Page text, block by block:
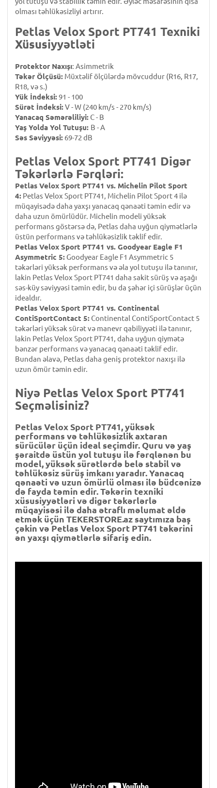
olması təhlükəsizliyi artırır.
Petlas Velox Sport PT741 Texniki
Xüsusiyyətləti
Protektor Naxışı: Asimmetrik
Təkər Ölçüsü: Müxtəlif ölçülərdə mövcuddur (R16, R17,
R18, və s.)
Yük İndeksi:91 - 100
Sürət İndeksi:V - W (240 km/s - 270 km/s)
Yanacaq Səmərəliliyi: C - B
Yaş Yolda Yol Tutuşu: B - A
Səs Səviyyəsi: 69-72 dB
Petlas Velox Sport PT741 Digər
Təkərlərlə Fərqləri:
Petlas Velox Sport PT741 vs. Michelin Pilot Sport
4: Petlas Velox Sport PT741, Michelin Pilot Sport 4 ilə
müqayisədə daha yaxşı yanacaq qənaəti təmin edir və
daha uzun ömürlüdür. Michelin modeli yüksək
performans göstərsə də, Petlas daha uyğun qiymətlərlə
üstün performans və təhlükəsizlik təklif edir.
Petlas Velox Sport PT741 vs. Goodyear Eagle F1
Asymmetric 5: Goodyear Eagle F1 Asymmetric 5
təkərləri yüksək performans və əla yol tutuşu ilə tanınır,
lakin Petlas Velox Sport PT741 daha sakit sürüş və aşağı
səs-küy səviyyəsi təmin edir, bu da şəhər içi sürüşlər üçün
idealdır.
Petlas Velox Sport PT741 vs. Continental
ContiSportContact 5: Continental ContiSportContact 5
təkərləri yüksək sürət və manevr qabiliyyəti ilə tanınır,
lakin Petlas Velox Sport PT741, daha uyğun qiymətə
bənzər performans və yanacaq qənaəti təklif edir.
Bundan əlavə, Petlas daha geniş protektor naxışı ilə
uzun ömür təmin edir.
Niyə Petlas Velox Sport PT741
Seçməlisiniz?
Petlas Velox Sport PT741, yüksək
performans və təhlükəsizlik axtaran
sürücülər üçün ideal seçimdir. Quru və yaş
şəraitdə üstün yol tutuşu ilə fərqlənən bu
model, yüksək sürətlərdə belə stabil və
təhlükəsiz sürüş imkanı yaradır. Yanacaq
qənaəti və uzun ömürlü olması ilə büdcənizə
də fayda təmin edir. Təkərin texniki
xüsusiyyətləri və digər təkərlərlə
müqayisəsi ilə daha ətraflı məlumat əldə
etmək üçün TEKERSTORE.az saytımıza baş
çəkin və Petlas Velox Sport PT741 təkərini
ən yaxşı qiymətlərlə sifariş edin.